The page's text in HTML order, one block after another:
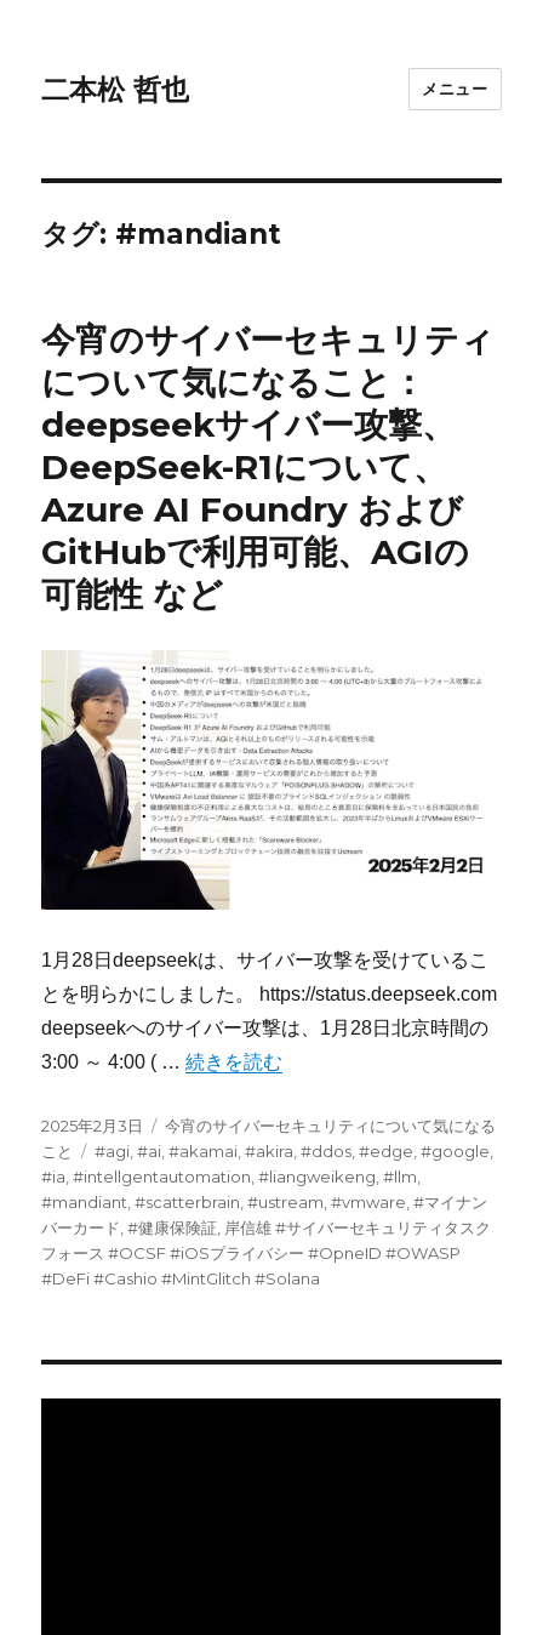
二本松 哲也 メニュー
タグ: #mandiant
今宵のサイバーセキュリティ
について気になること：
deepseekサイバー攻撃、
DeepSeek-R1について、
Azure AI Foundry および
GitHubで利用可能、AGIの
可能性 など
1月28日deepseekは、サイバー攻撃を受けているこ
とを明らかにしました。 https://status.deepseek.com
deepseekへのサイバー攻撃は、1月28日北京時間の
3:00 ～ 4:00 ( …“今宵のサイバーセキュリティについて
続きを読む
投
稿
日:
2025年2月3日
カ
テ
ゴ
リ
ー
今宵のサイバーセキュリティについて気になる
こと
タ
グ
#agi ,#ai ,#akamai ,#akira ,#ddos ,#edge ,#google
#ia ,#intellgentautomation ,#liangweikeng ,#llm
#mandiant ,#scatterbrain ,#ustream ,#vmware ,#マイナン
バーカード ,#健康保険証 岸信雄 #サイバーセキュリティタスク
フォース #OCSF #iOSプライバシー #OpneID #OWASP
#DeFi #Cashio #MintGlitch #Solana